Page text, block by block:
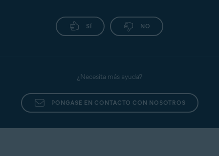
SÍ NO
¿Necesita más ayuda?
PÓNGASE EN CONTACTO CON NOSOTROS